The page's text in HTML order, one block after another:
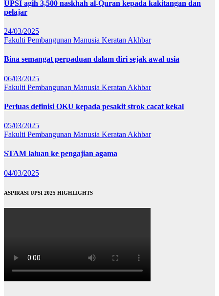
UPSI agih 3,500 naskhah al-Quran kepada kakitangan dan
pelajar
24/03/2025
Fakulti Pembangunan Manusia Keratan Akhbar
Bina semangat perpaduan dalam diri sejak awal usia
06/03/2025
Fakulti Pembangunan Manusia Keratan Akhbar
Perluas definisi OKU kepada pesakit strok cacat kekal
05/03/2025
Fakulti Pembangunan Manusia Keratan Akhbar
STAM laluan ke pengajian agama
04/03/2025
ASPIRASI UPSI 2025 HIGHLIGHTS